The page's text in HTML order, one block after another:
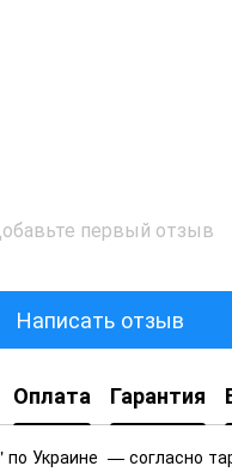
первый отзыв
Написать отзыв
Оплата Гарантия
по Украине — согласно